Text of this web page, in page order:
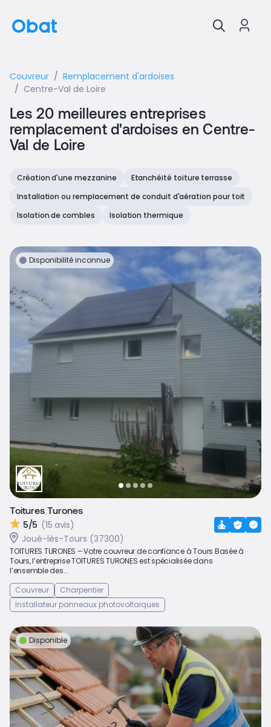
Couvreur
Remplacement d'ardoises
Centre-Val de Loire
Les 20 meilleures entreprises
remplacement d'ardoises en Centre-
Val de Loire
Création d'une mezzanine
Etanchéité toiture terrasse
Installation ou remplacement de conduit d'aération pour toit
Isolation de combles
Isolation thermique
Disponibilité inconnue
Toitures Turones
5/5 (15 avis)
Joué-lès-Tours (37300)
TOITURES TURONES – Votre couvreur de confiance à Tours Basée à
Tours, l’entreprise TOITURES TURONES est spécialisée dans
l’ensemble des...
Couvreur
Charpentier
Installateur panneaux photovoltaïques
Disponible